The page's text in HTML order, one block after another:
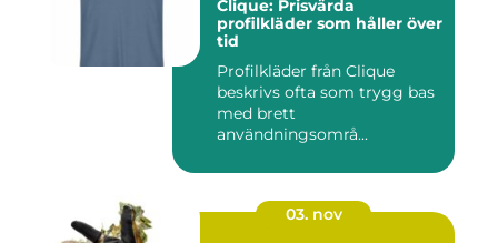
Clique: Prisvärda
profilkläder som håller över
tid
Profilkläder från Clique
beskrivs ofta som trygg bas
med brett
användningsområ...
03. nov